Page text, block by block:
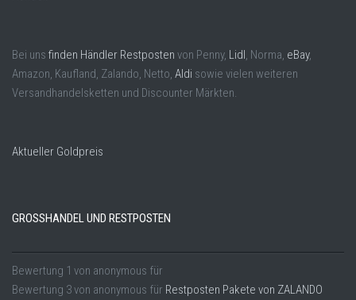
Bei uns finden Händler Restposten von Penny, Lidl , Norma, eBay,
Amazon, Kaufland, Zalando, Netto, Aldi sowie vielen weiteren
Versandhandelsketten und Discounter Märkten.
Aktueller Goldpreis
GROSSHANDEL UND RESTPOSTEN
Bewertung 1 von anonymous für
Bewertung 3von anonymous für Restposten Pakete von ZALANDO